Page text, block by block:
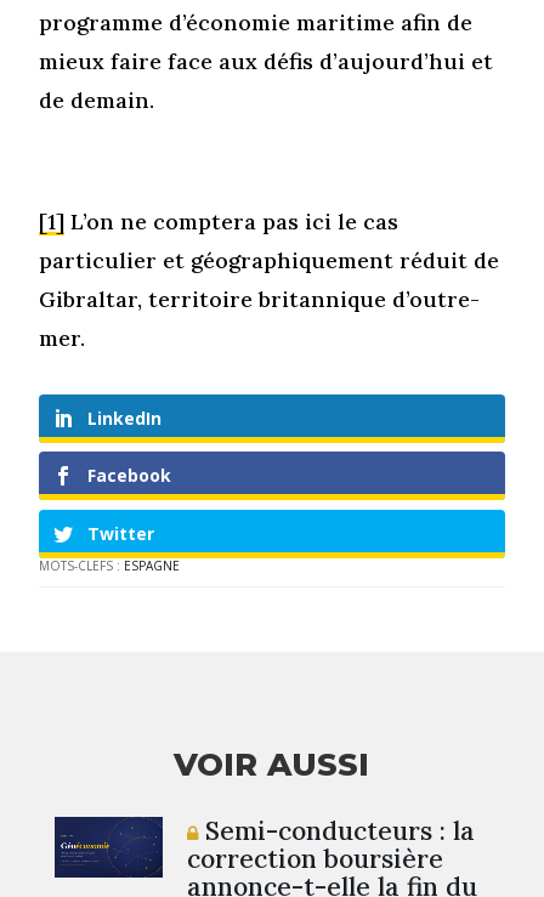
programme d’économie maritime afin de
mieux faire face aux défis d’aujourd’hui et
de demain.
[1] L’on ne comptera pas ici le cas
particulier et géographiquement réduit de
Gibraltar, territoire britannique d’outre-
mer.
LinkedIn
Facebook
Twitter
MOTS-CLEFS : ESPAGNE
VOIR AUSSI
Semi-conducteurs : la
correction boursière
annonce-t-elle la fin du